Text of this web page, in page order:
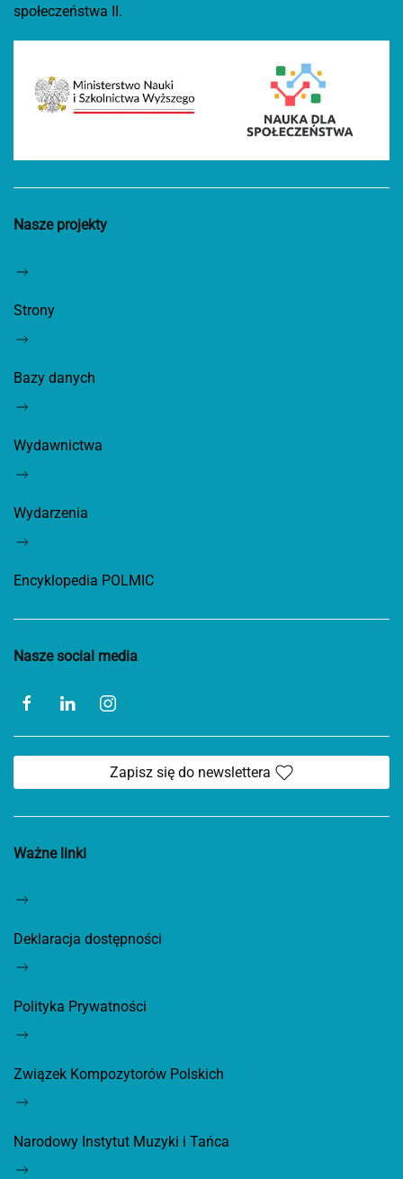
społeczeństwa II.
Nasze projekty
Strony
Bazy danych
Wydawnictwa
Wydarzenia
Encyklopedia POLMIC
Nasze social media
Zapisz się do newslettera
Ważne linki
Deklaracja dostępności
Polityka Prywatności
Związek Kompozytorów Polskich
Narodowy Instytut Muzyki i Tańca